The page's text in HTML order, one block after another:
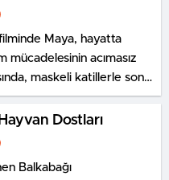
Maya, hayatta
mücadelesinin acımasız
maskeli katillerle son
geliyor.
Dostları
Balkabağı